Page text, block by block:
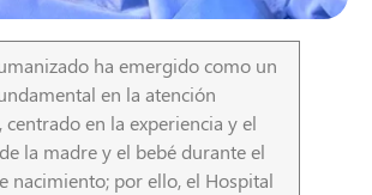
ha emergido como un
en la atención
centrado en la experiencia y el
la madre y el bebé durante el
nacimiento; por ello, el Hospital